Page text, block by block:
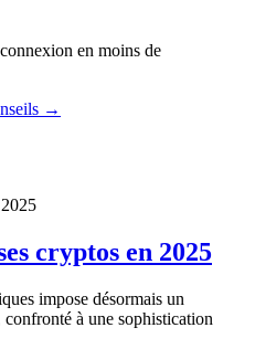
en moins de
→
cryptos en 2025
impose désormais un
à une sophistication